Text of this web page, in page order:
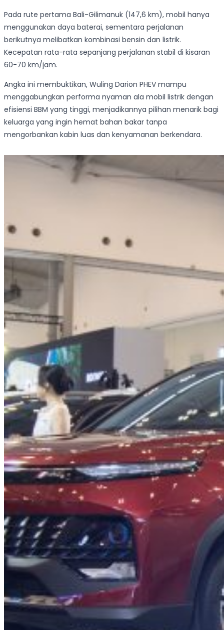
Pada rute pertama Bali-Gilimanuk (147,6 km), mobil hanya
menggunakan daya baterai, sementara perjalanan
berikutnya melibatkan kombinasi bensin dan listrik.
Kecepatan rata-rata sepanjang perjalanan stabil di kisaran
60-70 km/jam.
Angka ini membuktikan, Wuling Darion PHEV mampu
menggabungkan performa nyaman ala mobil listrik dengan
efisiensi BBM yang tinggi, menjadikannya pilihan menarik bagi
keluarga yang ingin hemat bahan bakar tanpa
mengorbankan kabin luas dan kenyamanan berkendara.